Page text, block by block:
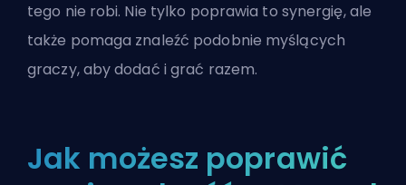
tego nie robi. Nie tylko poprawia to synergię, ale
także pomaga znaleźć podobnie myślących
graczy, aby dodać i grać razem.
Jak możesz poprawić